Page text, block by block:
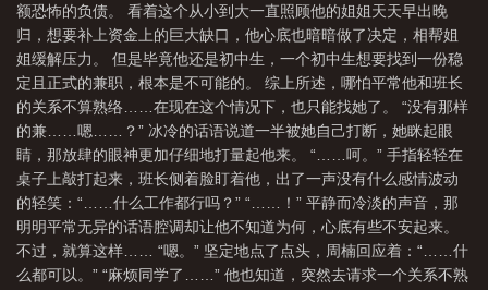
额恐怖的负债。 看着这个从小到大一直照顾他的姐姐天天早出晚
归，想要补上资金上的巨大缺口，他心底也暗暗做了决定，相帮姐
姐缓解压力。 但是毕竟他还是初中生，一个初中生想要找到一份稳
定且正式的兼职，根本是不可能的。 综上所述，哪怕平常他和班长
的关系不算熟络……在现在这个情况下，也只能找她了。 “没有那样
的兼……嗯……？” 冰冷的话语说道一半被她自己打断，她眯起眼
睛，那放肆的眼神更加仔细地打量起他来。 “……呵。” 手指轻轻在
桌子上敲打起来，班长侧着脸盯着他，出了一声没有什么感情波动
的轻笑：“……什么工作都行吗？” “……！” 平静而冷淡的声音，那
明明平常无异的话语腔调却让他不知道为何，心底有些不安起来。
不过，就算这样…… “嗯。” 坚定地点了点头，周楠回应着：“……什
么都可以。” “麻烦同学了……” 他也知道，突然去请求一个关系不熟